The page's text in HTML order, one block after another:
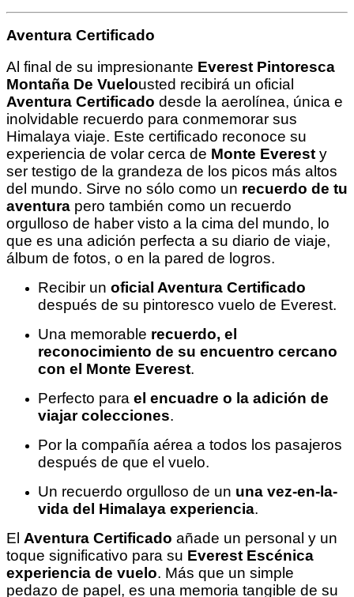
Aventura Certificado
Al final de su impresionante Everest Pintoresca
Montaña De Vuelousted recibirá un oficial
Aventura Certificado desde la aerolínea, única e
inolvidable recuerdo para conmemorar sus
Himalaya viaje. Este certificado reconoce su
experiencia de volar cerca de Monte Everest y
ser testigo de la grandeza de los picos más altos
del mundo. Sirve no sólo como un recuerdo de tu
aventura pero también como un recuerdo
orgulloso de haber visto a la cima del mundo, lo
que es una adición perfecta a su diario de viaje,
álbum de fotos, o en la pared de logros.
Recibir un oficial Aventura Certificado
después de su pintoresco vuelo de Everest.
Una memorable recuerdo, el
reconocimiento de su encuentro cercano
con el Monte Everest.
Perfecto para el encuadre o la adición de
viajar colecciones.
Por la compañía aérea a todos los pasajeros
después de que el vuelo.
Un recuerdo orgulloso de un una vez-en-la-
vida del Himalaya experiencia.
El Aventura Certificado añade un personal y un
toque significativo para su Everest Escénica
experiencia de vuelo. Más que un simple
pedazo de papel, es una memoria tangible de su